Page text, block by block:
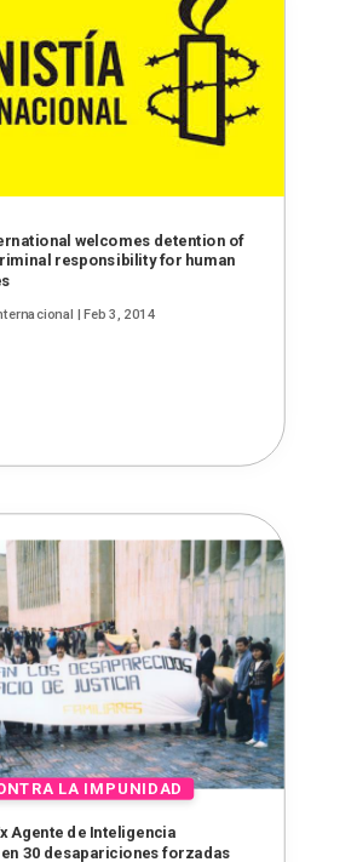
welcomes detention of
responsibility for human
Feb 3, 2014
Agente de Inteligencia
30 desapariciones forzadas